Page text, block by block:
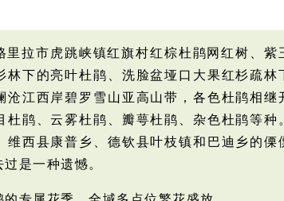
里拉市 虎跳峡镇红旗村红棕杜鹃网红树、
林下的亮叶杜鹃、洗脸盆垭口大果红杉疏林
沧江西岸碧罗雪山亚高山带，各色杜鹃相继
杜鹃、云雾杜鹃、瓣萼杜鹃、杂色杜鹃等种
维西县康普乡、德钦县叶枝镇和巴迪乡的
是一种遗憾。